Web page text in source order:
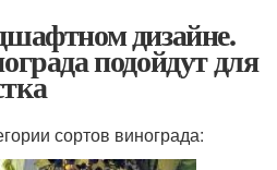
дизайне.
подойдут для
сортов винограда: